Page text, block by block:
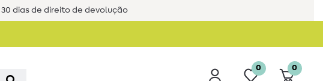
30 dias de direito de devolução
0 0